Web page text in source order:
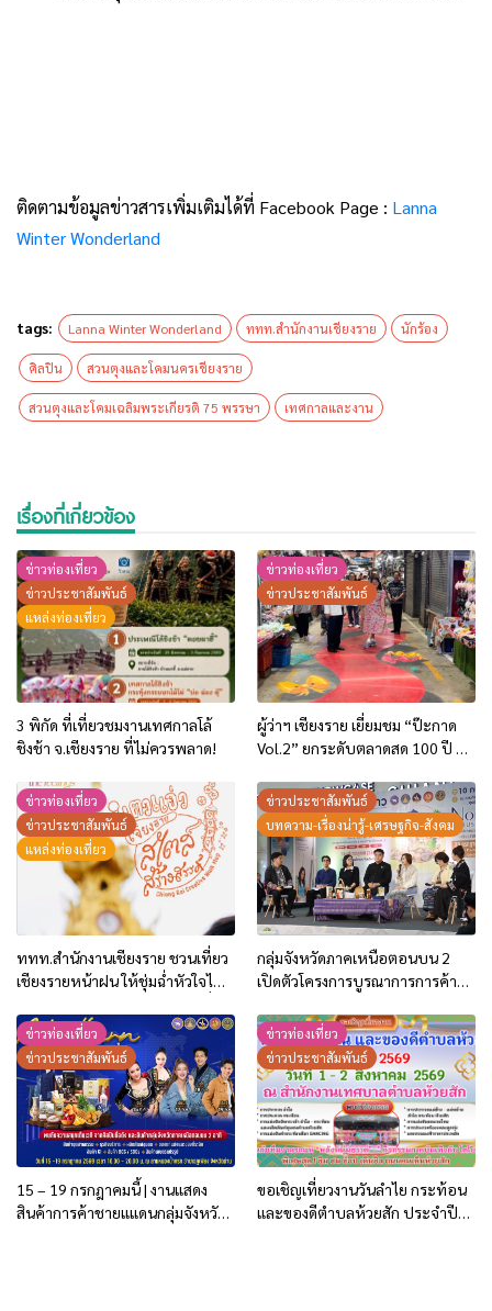
ติดตามข้อมูลข่าวสารเพิ่มเติมได้ที่ Facebook Page : Lanna
Winter Wonderland
tags: Lanna Winter Wonderland ททท.สำนักงานเชียงราย นักร้อง
ศิลปิน สวนตุงและโคมนครเชียงราย
สวนตุงและโคมเฉลิมพระเกียรติ 75 พรรษา เทศกาลและงาน
เรื่องที่เกี่ยวข้อง
ข่าวท่องเที่ยว
ข่าวประชาสัมพันธ์
แหล่งท่องเที่ยว
3 พิกัด ที่เที่ยวชมงานเทศกาลโล้
ชิงช้า จ.เชียงราย ที่ไม่ควรพลาด!
ข่าวท่องเที่ยว
ข่าวประชาสัมพันธ์
ผู้ว่าฯ เชียงราย เยี่ยมชม “ป๊ะกาด
Vol.2” ยกระดับตลาดสด 100 ปี สู่
เศรษฐกิจสร้างสรรค์และการท่อง
เที่ยวของเมือง
ข่าวท่องเที่ยว
ข่าวประชาสัมพันธ์
แหล่งท่องเที่ยว
ททท.สำนักงานเชียงราย ชวนเที่ยว
เชียงรายหน้าฝน ให้ชุ่มฉ่ำหัวใจไป
ให้สนุก เก็บแสตมป์ครบ แล้วรับ
ของที่ระลึกสุดพิเศษ! ทันที
ข่าวประชาสัมพันธ์
บทความ-เรื่องน่ารู้-เศรษฐกิจ-สังคม
กลุ่มจังหวัดภาคเหนือตอนบน 2
เปิดตัวโครงการบูรณาการการค้า
กระตุ้นการใช้จ่ายของประชาชน
และนักท่องเที่ยว
ข่าวท่องเที่ยว
ข่าวประชาสัมพันธ์
15 – 19 กรกฎาคมนี้ | งานแสดง
สินค้าการค้าชายแแดนกลุ่มจังหวัด
ข่าวท่องเที่ยว
ข่าวประชาสัมพันธ์
ขอเชิญเที่ยวงานวันลำไย กระท้อน
และของดีตำบลห้วยสัก ประจำปี